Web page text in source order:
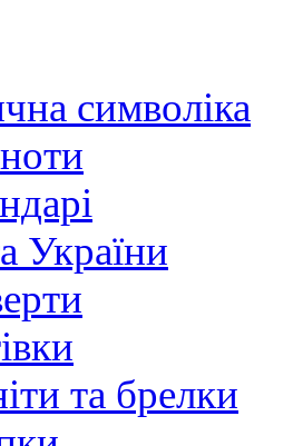
символіка
України
та брелки